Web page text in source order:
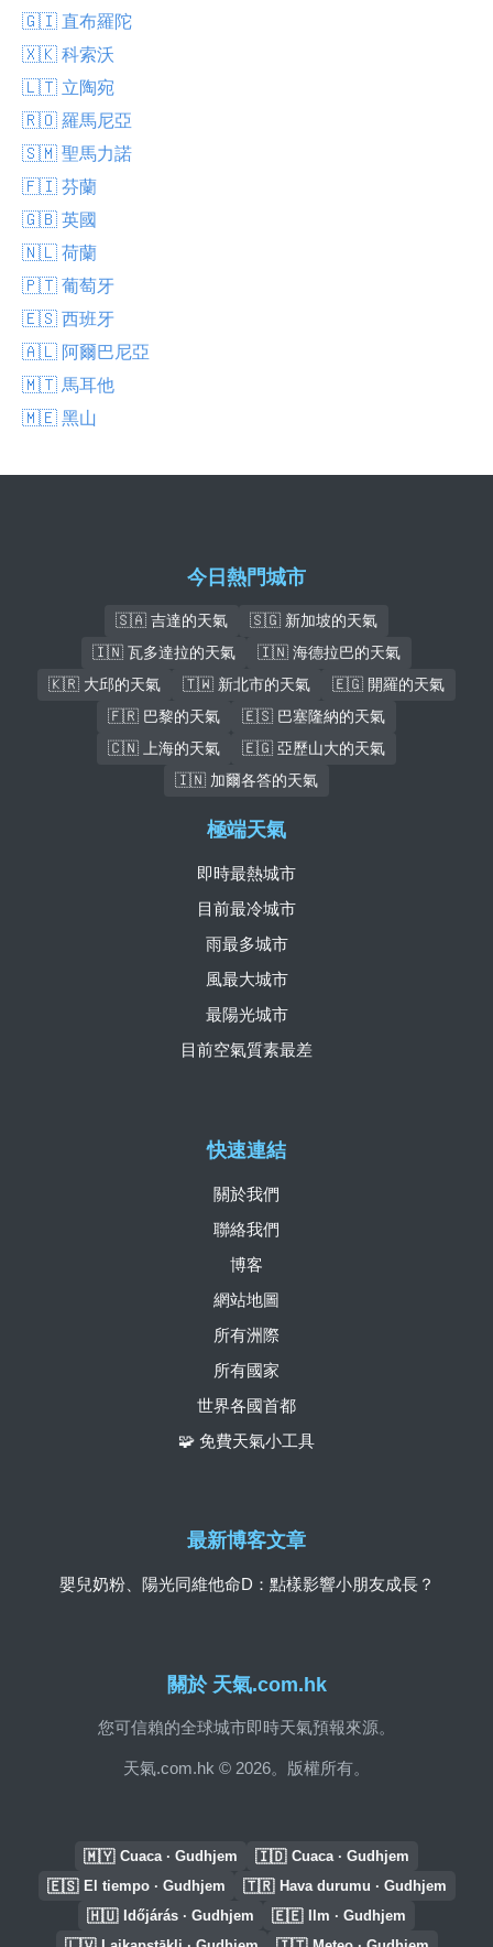
🇬🇮 直布羅陀
🇽🇰 科索沃
🇱🇹 立陶宛
🇷🇴 羅馬尼亞
🇸🇲 聖馬力諾
🇫🇮 芬蘭
🇬🇧 英國
🇳🇱 荷蘭
🇵🇹 葡萄牙
🇪🇸 西班牙
🇦🇱 阿爾巴尼亞
🇲🇹 馬耳他
🇲🇪 黑山
今日熱門城市
🇸🇦 吉達的天氣
🇸🇬 新加坡的天氣
🇮🇳 瓦多達拉的天氣
🇮🇳 海德拉巴的天氣
🇰🇷 大邱的天氣
🇹🇼 新北市的天氣
🇪🇬 開羅的天氣
🇫🇷 巴黎的天氣
🇪🇸 巴塞隆納的天氣
🇨🇳 上海的天氣
🇪🇬 亞歷山大的天氣
🇮🇳 加爾各答的天氣
關於 天氣.com.hk
您可信賴的全球城市即時天氣預報來源。
天氣.com.hk © 2026。版權所有。
快速連結
關於我們
聯絡我們
博客
網站地圖
所有洲際
所有國家
世界各國首都
🧩 免費天氣小工具
極端天氣
即時最熱城市
目前最冷城市
雨最多城市
風最大城市
最陽光城市
目前空氣質素最差
最新博客文章
嬰兒奶粉、陽光同維他命D：點樣影響小朋友成長？
🇲🇾 Cuaca · Gudhjem 🇮🇩 Cuaca · Gudhjem
🇪🇸 El tiempo · Gudhjem 🇹🇷 Hava durumu · Gudhjem
🇭🇺 Időjárás · Gudhjem 🇪🇪 Ilm · Gudhjem